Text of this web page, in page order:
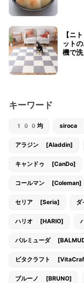
【ニ
ット
機で
キーワード
100均 siroca
アラジン [Aladdin]
キャンドゥ [CanDo]
コールマン [Coleman]
セリア [Seria]
ハリオ [HARIO]
バルミューダ
ビタクラフト
ブルーノ [BRUNO]